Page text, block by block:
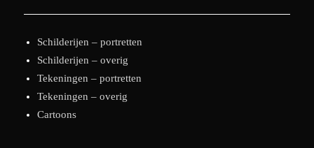
Schilderijen – portretten
Schilderijen – overig
Tekeningen – portretten
Tekeningen – overig
Cartoons